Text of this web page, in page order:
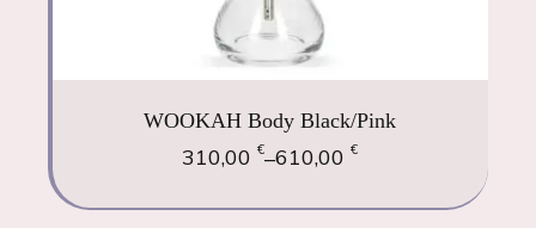
WOOKAH Body Black/Pink
310,00€–610,00€